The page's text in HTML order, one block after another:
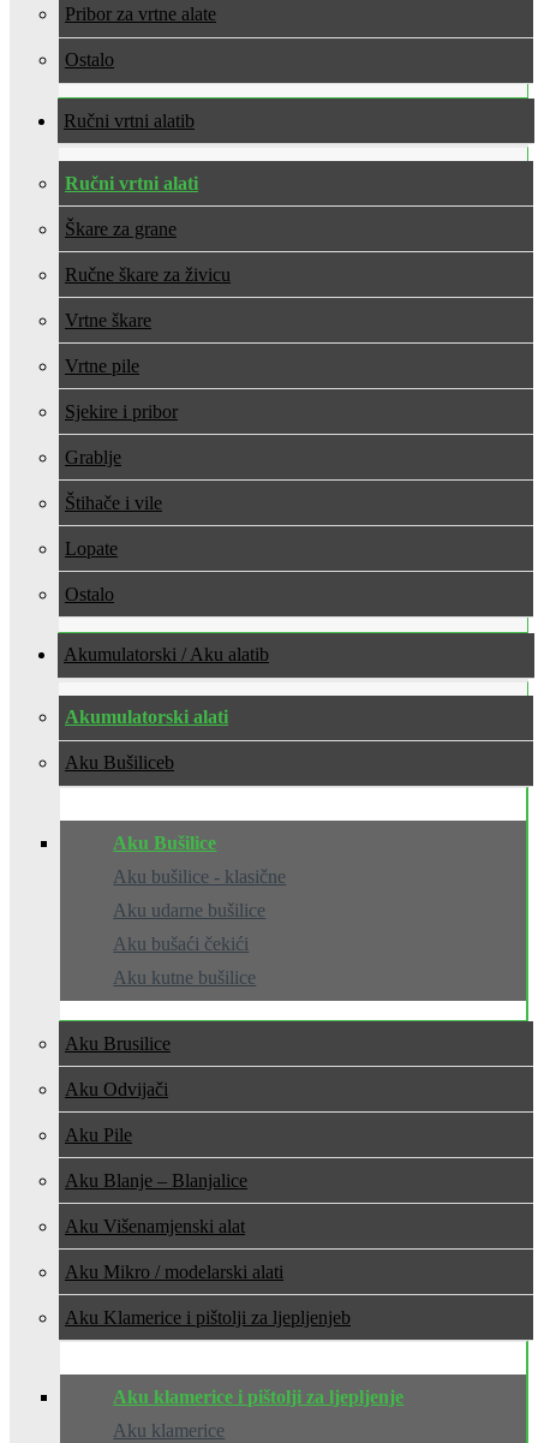
Pribor za vrtne alate
Ostalo
Ručni vrtni alati
Ručni vrtni alati
Škare za grane
Ručne škare za živicu
Vrtne škare
Vrtne pile
Sjekire i pribor
Grablje
Štihače i vile
Lopate
Ostalo
Akumulatorski / Aku alati
Akumulatorski alati
Aku Bušilice
Aku Bušilice
Aku bušilice - klasične
Aku udarne bušilice
Aku bušaći čekići
Aku kutne bušilice
Aku Brusilice
Aku Odvijači
Aku Pile
Aku Blanje – Blanjalice
Aku Višenamjenski alat
Aku Mikro / modelarski alati
Aku Klamerice i pištolji za ljepljenje
Aku klamerice i pištolji za ljepljenje
Aku klamerice